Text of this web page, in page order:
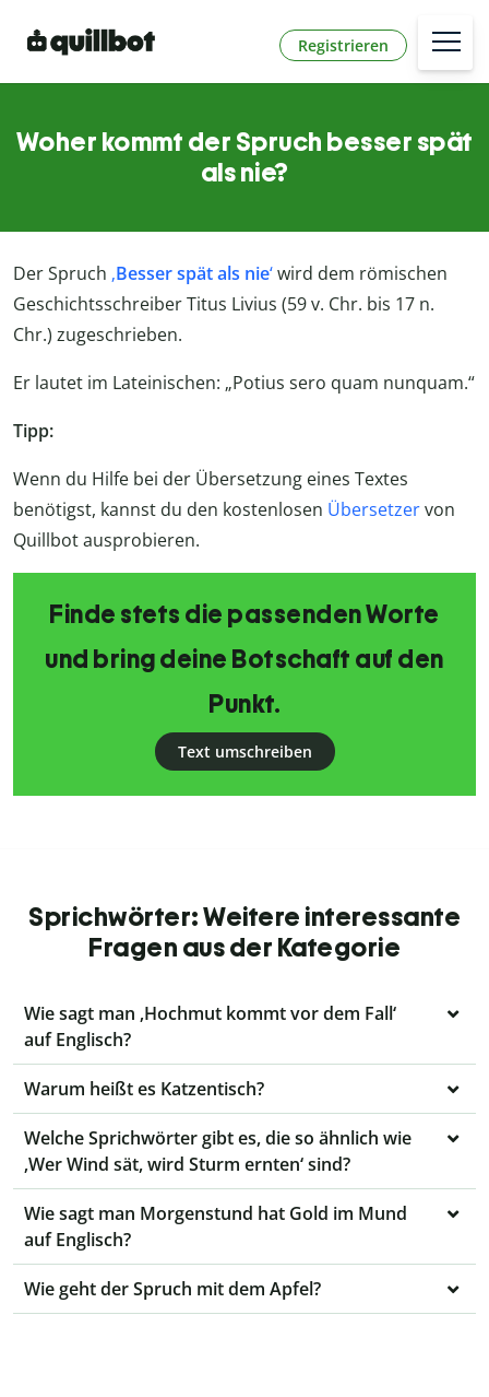
Registrieren
Woher kommt der Spruch besser spät
als nie?
Der Spruch ‚Besser spät als nie‘wird dem römischen
Geschichtsschreiber Titus Livius (59 v. Chr. bis 17 n.
Chr.) zugeschrieben.
Er lautet im Lateinischen: „Potius sero quam nunquam.“
Tipp:
Wenn du Hilfe bei der Übersetzung eines Textes
benötigst, kannst du den kostenlosen Übersetzervon
Quillbot ausprobieren.
Finde stets die passenden Worte
und bring deine Botschaft auf den
Punkt.
Text umschreiben
Sprichwörter: Weitere interessante
Fragen aus der Kategorie
Wie sagt man ‚Hochmut kommt vor dem Fall‘
auf Englisch?
Warum heißt es Katzentisch?
Welche Sprichwörter gibt es, die so ähnlich wie
‚Wer Wind sät, wird Sturm ernten‘ sind?
Wie sagt man Morgenstund hat Gold im Mund
auf Englisch?
Wie geht der Spruch mit dem Apfel?